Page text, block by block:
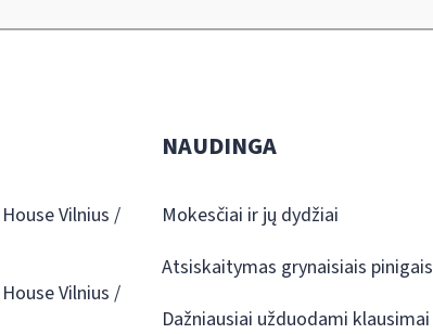
Vilnius /
Vilnius /
NAUDINGA
Mokesčiai ir jų dydžiai
Atsiskaitymas grynaisiais pinigais
Dažniausiai užduodami klausimai